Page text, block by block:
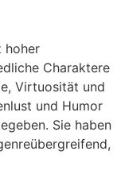
hoher
Charaktere
Virtuosität und
und Humor
Sie haben